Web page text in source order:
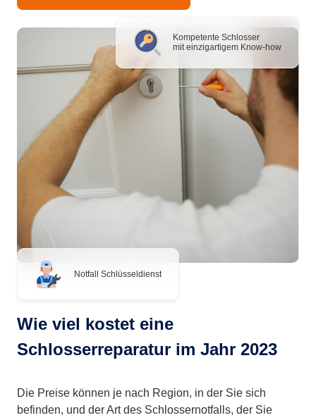
Kompetente Schlosser
mit einzigartigem Know-how
Notfall Schlüsseldienst
Wie viel kostet eine
Schlosserreparatur im Jahr 2023
Die Preise können je nach Region, in der Sie sich
befinden, und der Art des Schlossernotfalls, der Sie